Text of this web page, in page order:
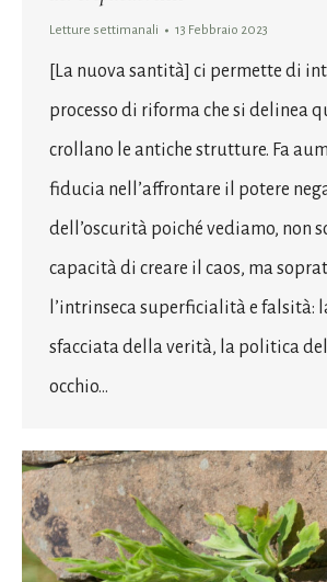
Letture settimanali 13 Febbraio 2023
[La nuova santità] ci permette di
processo di riforma che si delinea
crollano le antiche strutture. Fa
fiducia nell’affrontare il potere
dell’oscurità poiché vediamo, non
capacità di creare il caos, ma
l’intrinseca superficialità e falsità:
sfacciata della verità, la politica
occhio…